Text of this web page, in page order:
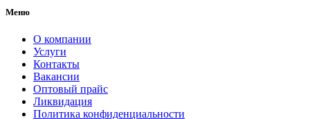
Меню
О компании
Услуги
Контакты
Вакансии
Оптовый прайс
Ликвидация
Политика конфиденциальности